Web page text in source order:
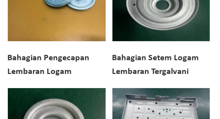
Bahagian Pengecapan
Lembaran Logam
Komponen Enjin Motor
Madcap
Bahagian Setem Logam
Lembaran Tergalvani